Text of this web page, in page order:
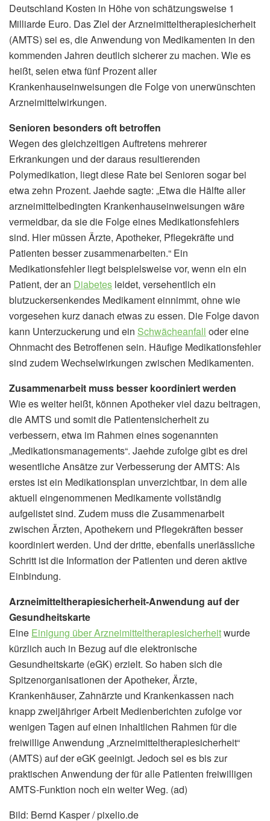
Deutschland Kosten in Höhe von schätzungsweise 1
Milliarde Euro. Das Ziel der Arzneimitteltherapiesicherheit
(AMTS) sei es, die Anwendung von Medikamenten in den
kommenden Jahren deutlich sicherer zu machen. Wie es
heißt, seien etwa fünf Prozent aller
Krankenhauseinweisungen die Folge von unerwünschten
Arzneimittelwirkungen.
Senioren besonders oft betroffen
Wegen des gleichzeitigen Auftretens mehrerer
Erkrankungen und der daraus resultierenden
Polymedikation, liegt diese Rate bei Senioren sogar bei
etwa zehn Prozent. Jaehde sagte: „Etwa die Hälfte aller
arzneimittelbedingten Krankenhauseinweisungen wäre
vermeidbar, da sie die Folge eines Medikationsfehlers
sind. Hier müssen Ärzte, Apotheker, Pflegekräfte und
Patienten besser zusammenarbeiten.“ Ein
Medikationsfehler liegt beispielsweise vor, wenn ein ein
Patient, der an Diabetes leidet, versehentlich ein
blutzuckersenkendes Medikament einnimmt, ohne wie
vorgesehen kurz danach etwas zu essen. Die Folge davon
kann Unterzuckerung und ein Schwächeanfall oder eine
Ohnmacht des Betroffenen sein. Häufige Medikationsfehler
sind zudem Wechselwirkungen zwischen Medikamenten.
Zusammenarbeit muss besser koordiniert werden
Wie es weiter heißt, können Apotheker viel dazu beitragen,
die AMTS und somit die Patientensicherheit zu
verbessern, etwa im Rahmen eines sogenannten
„Medikationsmanagements“. Jaehde zufolge gibt es drei
wesentliche Ansätze zur Verbesserung der AMTS: Als
erstes ist ein Medikationsplan unverzichtbar, in dem alle
aktuell eingenommenen Medikamente vollständig
aufgelistet sind. Zudem muss die Zusammenarbeit
zwischen Ärzten, Apothekern und Pflegekräften besser
koordiniert werden. Und der dritte, ebenfalls unerlässliche
Schritt ist die Information der Patienten und deren aktive
Einbindung.
Arzneimitteltherapiesicherheit-Anwendung auf der
Gesundheitskarte
Eine Einigung über Arzneimitteltherapiesicherheitwurde
kürzlich auch in Bezug auf die elektronische
Gesundheitskarte (eGK) erzielt. So haben sich die
Spitzenorganisationen der Apotheker, Ärzte,
Krankenhäuser, Zahnärzte und Krankenkassen nach
knapp zweijähriger Arbeit Medienberichten zufolge vor
wenigen Tagen auf einen inhaltlichen Rahmen für die
freiwillige Anwendung „Arzneimitteltherapiesicherheit“
(AMTS) auf der eGK geeinigt. Jedoch sei es bis zur
praktischen Anwendung der für alle Patienten freiwilligen
AMTS-Funktion noch ein weiter Weg. (ad)
Bild: Bernd Kasper / pixelio.de